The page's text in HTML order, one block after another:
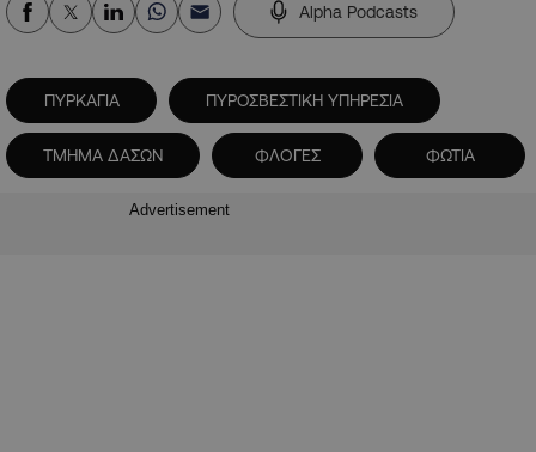
Alpha Podcasts
ΠΥΡΚΑΓΙΑ ΠΥΡΟΣΒΕΣΤΙΚΗ ΥΠΗΡΕΣΙΑ
ΤΜΗΜΑ ΔΑΣΩΝ ΦΛΟΓΕΣ ΦΩΤΙΑ
Advertisement